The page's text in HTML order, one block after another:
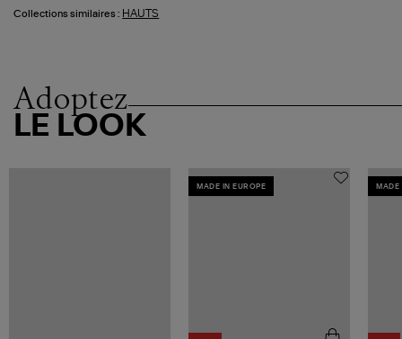
Collections similaires : HAUTS
Adoptez
LE LOOK
MADE IN EUROPE MADE